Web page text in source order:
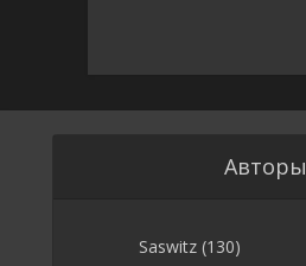
Авторы
Saswitz (130)